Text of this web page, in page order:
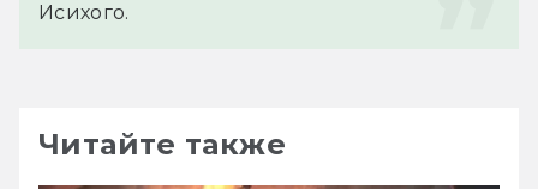
Исихого.
Читайте также